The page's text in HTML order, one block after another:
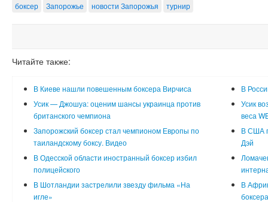
боксер
Запорожье новости Запорожья турнир
Читайте также:
В Киеве нашли повешенным боксера Вирчиса
В
Усик — Джошуа: оценим шансы украинца против
британского чемпиона
Усик
веса
Запорожский боксер стал чемпионом Европы по
таиландскому боксу. Видео
В США
Дэй
В Одесской области иностранный боксер избил
полицейского
В Шотландии застрелили звезду фильма «На
игле»
В
боксера